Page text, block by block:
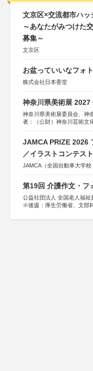
文京区×交流都市ハ
～あなたがみつけた
募集～
文京区
お盆っていいなフォ
株式会社日本香堂
神奈川県美術展 2027
神奈川県美術展委員会、神
者：（公財）神奈川芸術文
JAMCA PRIZE 2026
／イラストコンテスト
JAMCA（全国自動車大学校
第19回 介護作文・フ
公益社団法人 全国老人福祉
※後援：厚生労働省、文部